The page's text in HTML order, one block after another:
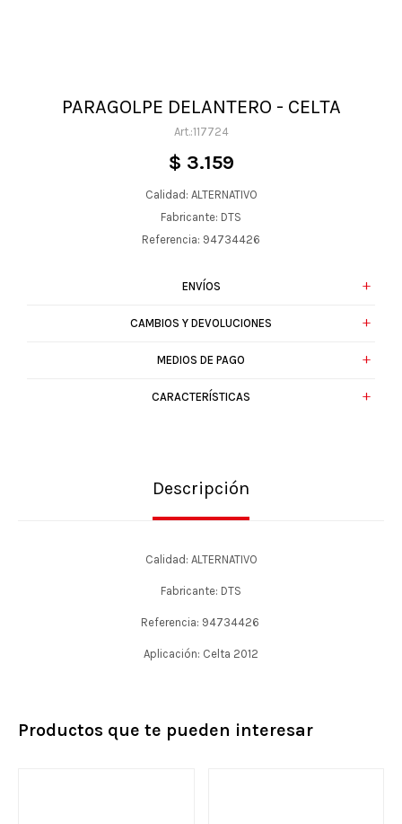
PARAGOLPE DELANTERO - CELTA
117724
$ 3.159
Calidad: ALTERNATIVO
Fabricante: DTS
Referencia: 94734426
ENVÍOS
CAMBIOS Y DEVOLUCIONES
MEDIOS DE PAGO
CARACTERÍSTICAS
Descripción
Calidad: ALTERNATIVO
Fabricante: DTS
Referencia: 94734426
Aplicación: Celta 2012
Productos que te pueden interesar